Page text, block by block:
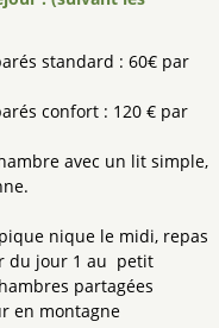
standard : 60€ par
confort : 120 € par
avec un lit simple,
nique le midi, repas
du jour 1 au petit
partagées
en montagne